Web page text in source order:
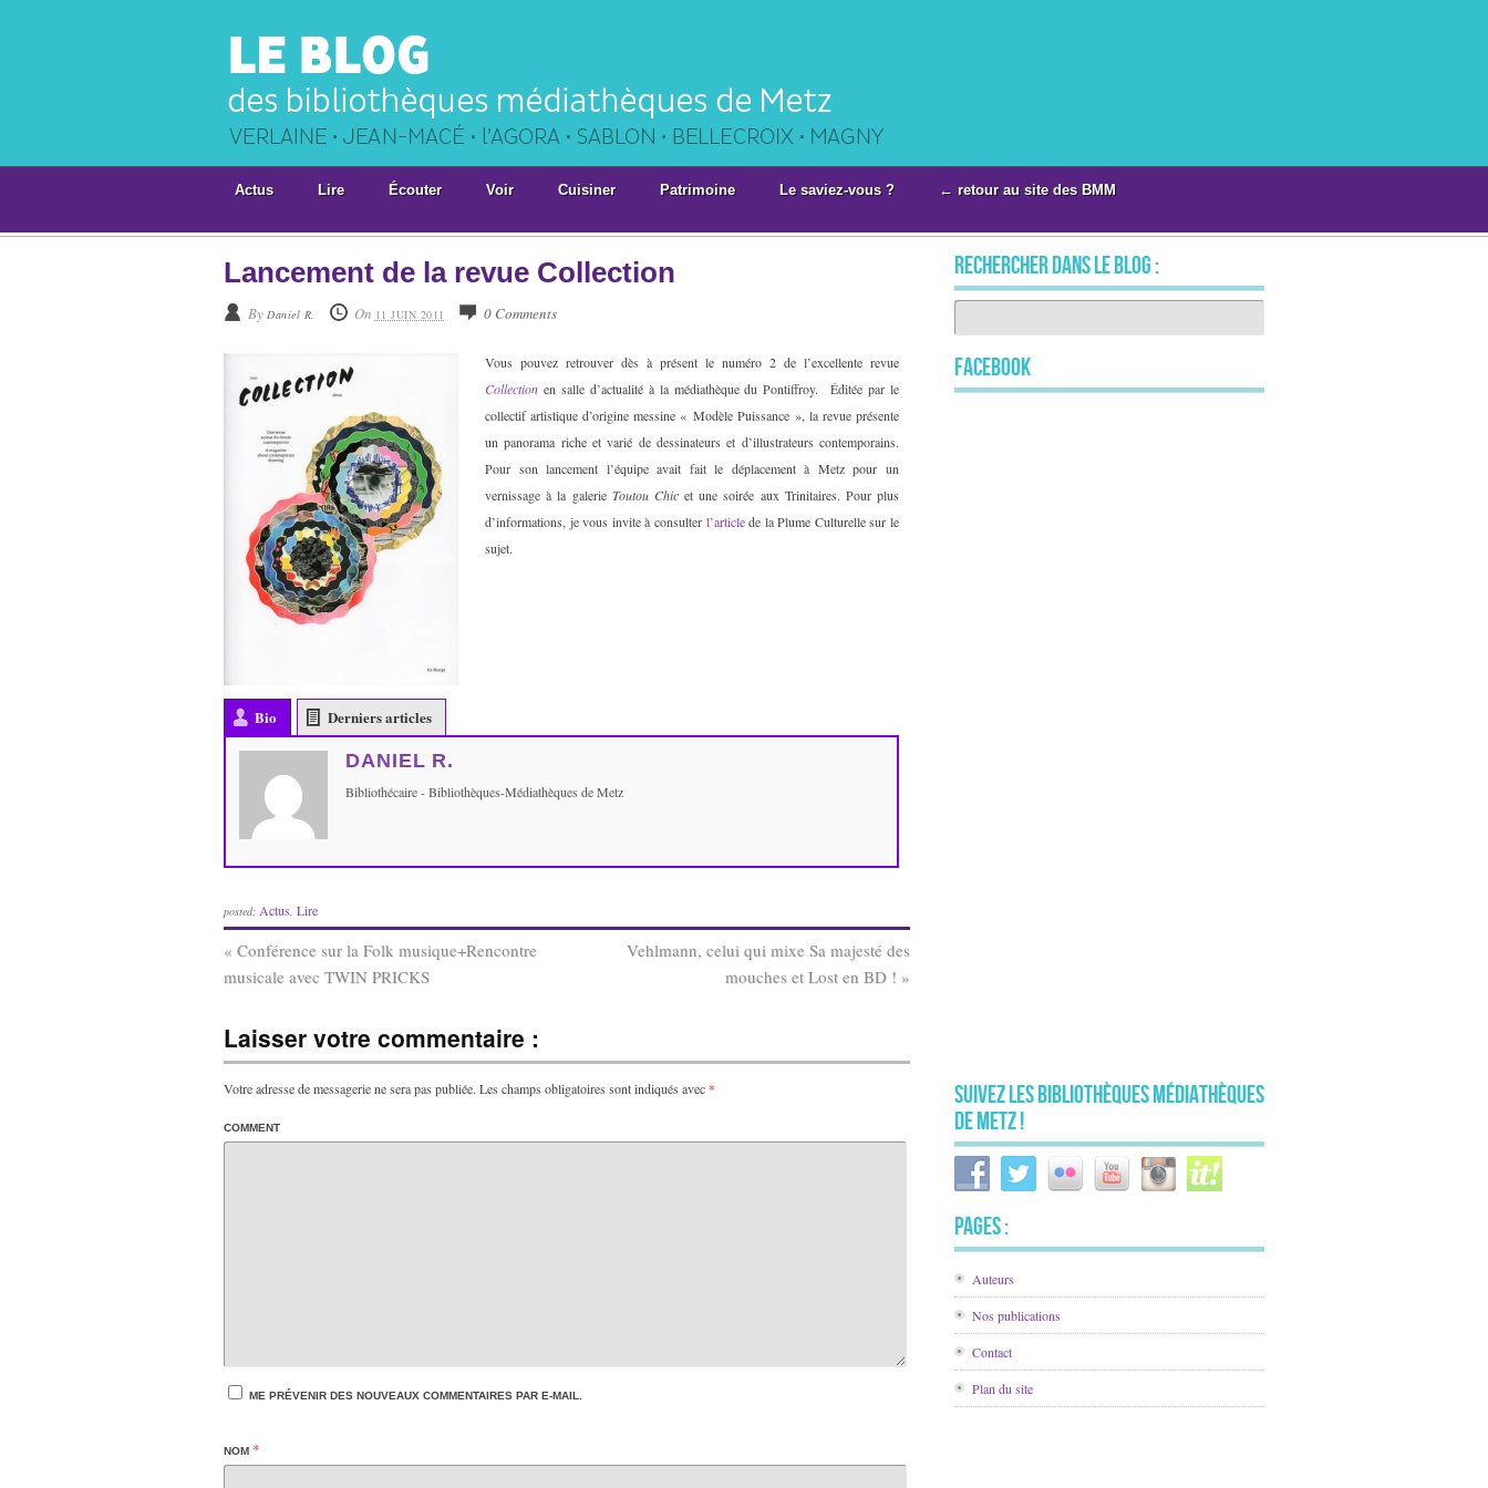
Actus Lire Écouter Voir Cuisiner Patrimoine Le saviez-vous ? ← retour au site des BMM
Lancement de la revue Collection
By Daniel R. On 11 JUIN 2011 0 Comments
Vous pouvez retrouver dès à présent le numéro 2 de l’excellente revue
Collection en salle d’actualité à la médiathèque du Pontiffroy. Éditée par le
collectif artistique d’origine messine « Modèle Puissance », la revue présente
un panorama riche et varié de dessinateurs et d’illustrateurs contemporains.
Pour son lancement l’équipe avait fait le déplacement à Metz pour un
vernissage à la galerie Toutou Chicet une soirée aux Trinitaires. Pour plus
d’informations, je vous invite à consulter l’articlede la Plume Culturelle sur le
sujet.
Bio Derniers articles
DANIEL R.
Bibliothécaire - Bibliothèques-Médiathèques de Metz
posted: Actus, Lire
« Conférence sur la Folk musique+Rencontre
musicale avec TWIN PRICKS
Vehlmann, celui qui mixe Sa majesté des
mouches et Lost en BD ! »
Laisser votre commentaire :
Votre adresse de messagerie ne sera pas publiée. Les champs obligatoires sont indiqués avec *
COMMENT
ME PRÉVENIR DES NOUVEAUX COMMENTAIRES PAR E-MAIL.
NOM *
rechercher dans le blog :
Facebook
Suivez les Bibliothèques Médiathèques
de Metz !
Pages :
Auteurs
Nos publications
Contact
Plan du site